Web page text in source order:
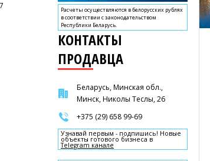
Расчеты осуществляются в белорусских рублях
в соответствии с законодательством
Республики Беларусь.
КОНТАКТЫ
ПРОДАВЦА
Беларусь, Минская обл.,
Минск, Николы Теслы, 26
+375 (29) 658 99-69
Узнавай первым - подпишись! Новые
объекты готового бизнеса в
Telegram канале